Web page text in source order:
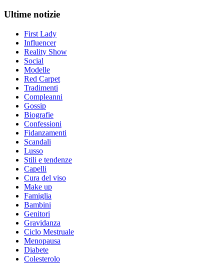
Ultime notizie
First Lady
Influencer
Reality Show
Social
Modelle
Red Carpet
Tradimenti
Compleanni
Gossip
Biografie
Confessioni
Fidanzamenti
Scandali
Lusso
Stili e tendenze
Capelli
Cura del viso
Make up
Famiglia
Bambini
Genitori
Gravidanza
Ciclo Mestruale
Menopausa
Diabete
Colesterolo